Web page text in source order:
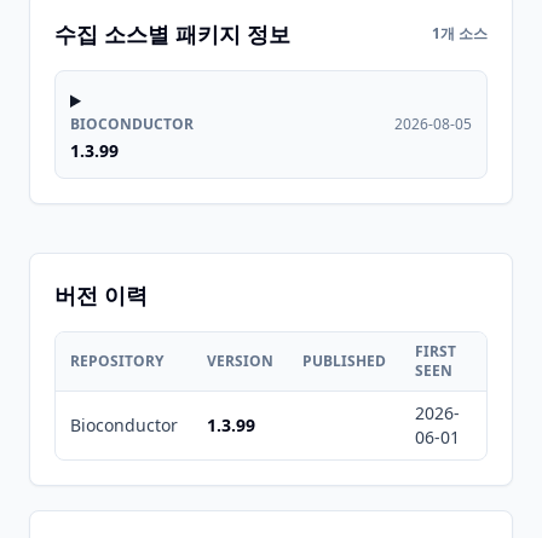
수집 소스별 패키지 정보 1개 소스
BIOCONDUCTOR
1.3.99
2026-08-05
버전 이력
REPOSITORY VERSION PUBLISHED
FIRST
SEEN
Bioconductor 1.3.99
2026-
06-01